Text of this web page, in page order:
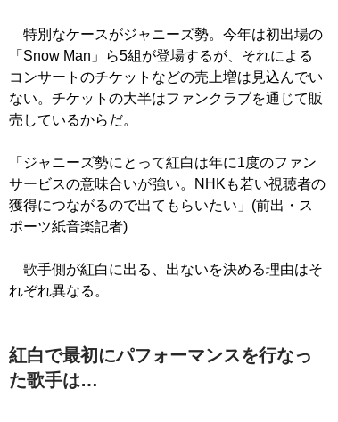
特別なケースがジャニーズ勢。今年は初出場の
「Snow Man」ら5組が登場するが、それによる
コンサートのチケットなどの売上増は見込んでい
ない。チケットの大半はファンクラブを通じて販
売しているからだ。
「ジャニーズ勢にとって紅白は年に1度のファン
サービスの意味合いが強い。NHKも若い視聴者の
獲得につながるので出てもらいたい」(前出・ス
ポーツ紙音楽記者)
歌手側が紅白に出る、出ないを決める理由はそ
れぞれ異なる。
紅白で最初にパフォーマンスを行なっ
た歌手は…